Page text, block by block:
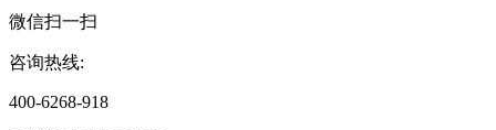
微信扫一扫
咨询热线:
400-6268-918